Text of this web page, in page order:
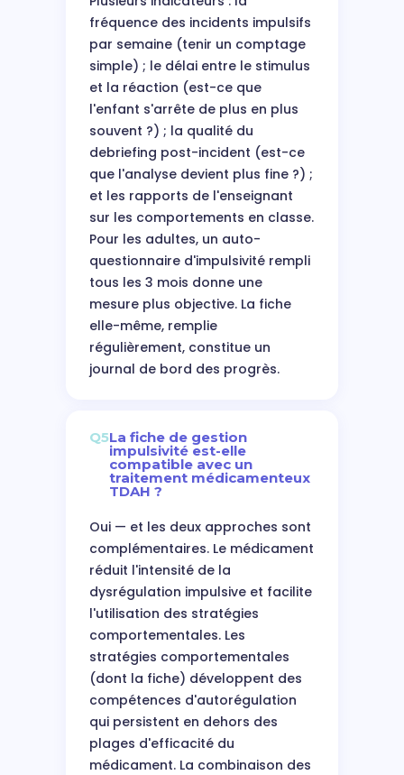
fréquence des incidents impulsifs
par semaine (tenir un comptage
simple) ; le délai entre le stimulus
et la réaction (est-ce que
l'enfant s'arrête de plus en plus
souvent ?) ; la qualité du
debriefing post-incident (est-ce
que l'analyse devient plus fine ?) ;
et les rapports de l'enseignant
sur les comportements en classe.
Pour les adultes, un auto-
questionnaire d'impulsivité rempli
tous les 3 mois donne une
mesure plus objective. La fiche
elle-même, remplie
régulièrement, constitue un
journal de bord des progrès.
Q5La fiche de gestion
impulsivité est-elle
compatible avec un
traitement médicamenteux
TDAH ?
Oui — et les deux approches sont
complémentaires. Le médicament
réduit l'intensité de la
dysrégulation impulsive et facilite
l'utilisation des stratégies
comportementales. Les
stratégies comportementales
(dont la fiche) développent des
compétences d'autorégulation
qui persistent en dehors des
plages d'efficacité du
médicament. La combinaison des